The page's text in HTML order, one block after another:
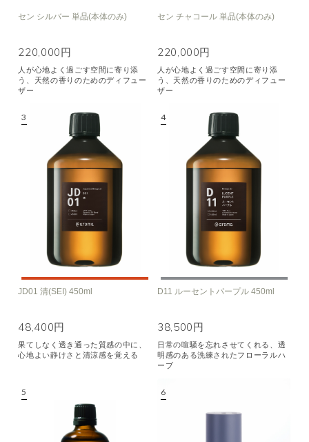
セン シルバー 単品(本体のみ)
220,000円
人が心地よく過ごす空間に寄り添
う、天然の香りのためのディフュー
ザー
セン チャコール 単品(本体のみ)
220,000円
人が心地よく過ごす空間に寄り添
う、天然の香りのためのディフュー
ザー
JD01 清(SEI) 450ml
48,400円
果てしなく透き通った質感の中に、
心地よい静けさと清涼感を覚える
D11 ルーセントパープル 450ml
38,500円
日常の喧騒を忘れさせてくれる、透
明感のある洗練されたフローラルハ
ーブ